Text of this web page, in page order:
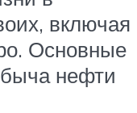
включая
Основные
нефти